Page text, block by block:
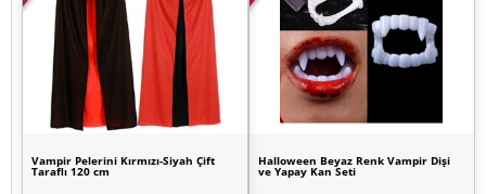
Halloween Beyaz Renk Vampir Dişi
ve Yapay Kan Seti
Vampir Pelerini Kırmızı-Siyah Çift
Taraflı 120 cm